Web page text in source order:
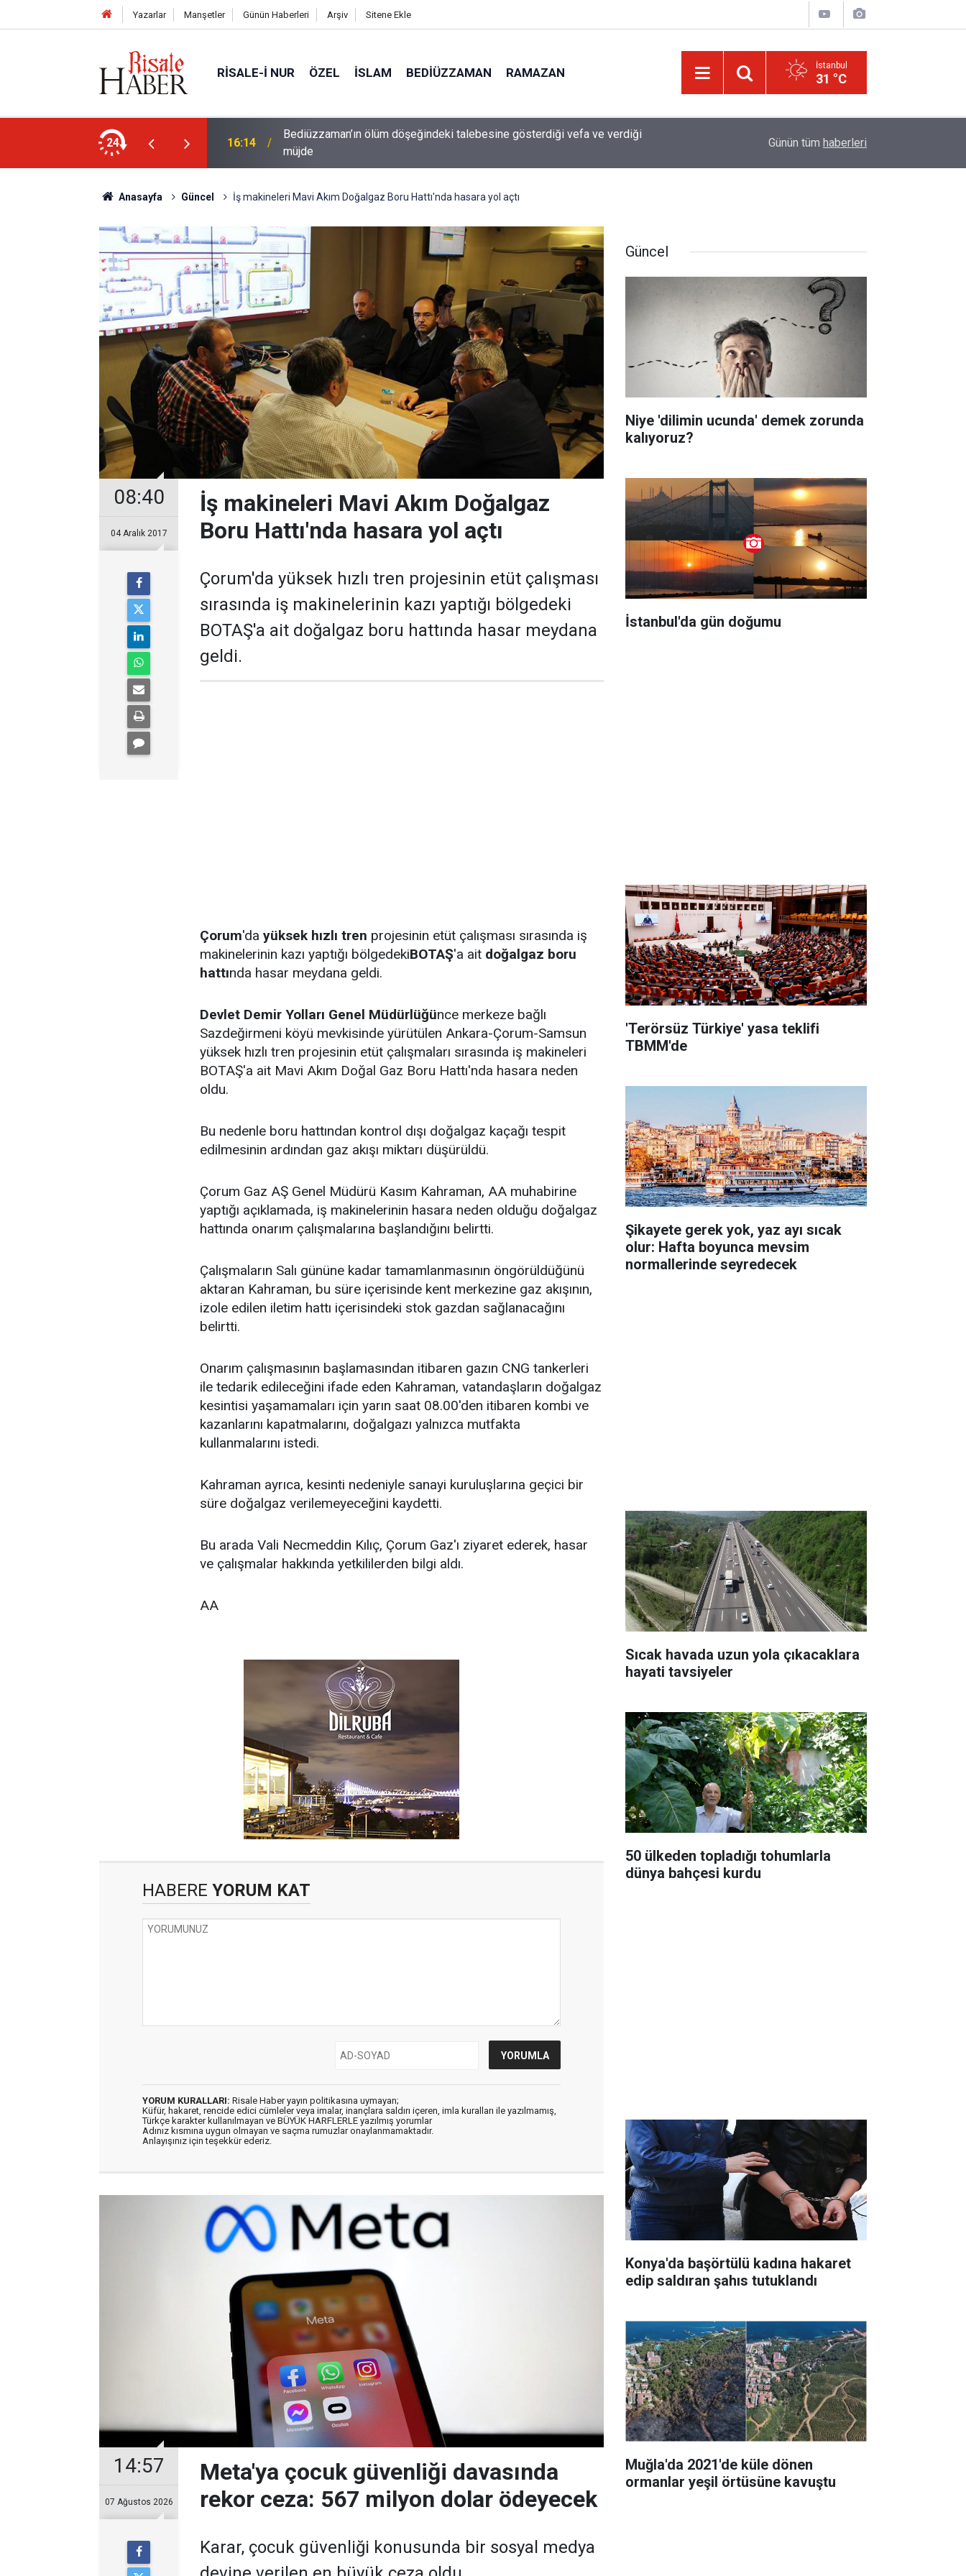
Yazarlar Manşetler Günün Haberleri Arşiv Sitene Ekle
RISALE-I NUR ÖZEL İSLAM BEDIÜZZAMAN RAMAZAN İstanbul
31 °C
24
talebesine gösterdiği vefa ve verdiği
14:57 Meta'ya çocuk güvenliği davasında rekor ceza: 567 milyon dolar ödeyecek Çile çekilen yol!
Günün tüm haberleri
Anasayfa Güncel İş makineleri Mavi Akım Doğalgaz Boru Hattı'nda hasara yol açtı
08:40
04 Aralık 2017
İş makineleri Mavi Akım Doğalgaz
Boru Hattı'nda hasara yol açtı
Çorum'da yüksek hızlı tren projesinin etüt çalışması
sırasında iş makinelerinin kazı yaptığı bölgedeki
BOTAŞ'a ait doğalgaz boru hattında hasar meydana
geldi.
Çorum'da yüksek hızlı tren projesinin etüt çalışması sırasında iş
makinelerinin kazı yaptığı bölgedekiBOTAŞ'a ait doğalgaz boru
hattında hasar meydana geldi.
Devlet Demir Yolları Genel Müdürlüğünce merkeze bağlı
Sazdeğirmeni köyü mevkisinde yürütülen Ankara-Çorum-Samsun
yüksek hızlı tren projesinin etüt çalışmaları sırasında iş makineleri
BOTAŞ'a ait Mavi Akım Doğal Gaz Boru Hattı'nda hasara neden
oldu.
Bu nedenle boru hattından kontrol dışı doğalgaz kaçağı tespit
edilmesinin ardından gaz akışı miktarı düşürüldü.
Çorum Gaz AŞ Genel Müdürü Kasım Kahraman, AA muhabirine
yaptığı açıklamada, iş makinelerinin hasara neden olduğu doğalgaz
hattında onarım çalışmalarına başlandığını belirtti.
Çalışmaların Salı gününe kadar tamamlanmasının öngörüldüğünü
aktaran Kahraman, bu süre içerisinde kent merkezine gaz akışının,
izole edilen iletim hattı içerisindeki stok gazdan sağlanacağını
belirtti.
Onarım çalışmasının başlamasından itibaren gazın CNG tankerleri
ile tedarik edileceğini ifade eden Kahraman, vatandaşların doğalgaz
kesintisi yaşamamaları için yarın saat 08.00'den itibaren kombi ve
kazanlarını kapatmalarını, doğalgazı yalnızca mutfakta
kullanmalarını istedi.
Kahraman ayrıca, kesinti nedeniyle sanayi kuruluşlarına geçici bir
süre doğalgaz verilemeyeceğini kaydetti.
Bu arada Vali Necmeddin Kılıç, Çorum Gaz'ı ziyaret ederek, hasar
ve çalışmalar hakkında yetkililerden bilgi aldı.
AA
HABERE YORUM KAT
YORUM KURALLARI: Risale Haber yayın politikasına uymayan;
Küfür, hakaret, rencide edici cümleler veya imalar, inançlara saldırı içeren, imla kuralları ile yazılmamış,
Türkçe karakter kullanılmayan ve BÜYÜK HARFLERLE yazılmış yorumlar
Adınız kısmına uygun olmayan ve saçma rumuzlar onaylanmamaktadır.
Anlayışınız için teşekkür ederiz.
14:57
07 Ağustos 2026
Meta'ya çocuk güvenliği davasında
rekor ceza: 567 milyon dolar ödeyecek
Karar, çocuk güvenliği konusunda bir sosyal medya
Güncel
Niye 'dilimin ucunda' demek zorunda
kalıyoruz?
İstanbul'da gün doğumu
'Terörsüz Türkiye' yasa teklifi
TBMM'de
Şikayete gerek yok, yaz ayı sıcak
olur: Hafta boyunca mevsim
normallerinde seyredecek
Sıcak havada uzun yola çıkacaklara
hayati tavsiyeler
50 ülkeden topladığı tohumlarla
dünya bahçesi kurdu
Konya'da başörtülü kadına hakaret
edip saldıran şahıs tutuklandı
Muğla'da 2021'de küle dönen
ormanlar yeşil örtüsüne kavuştu